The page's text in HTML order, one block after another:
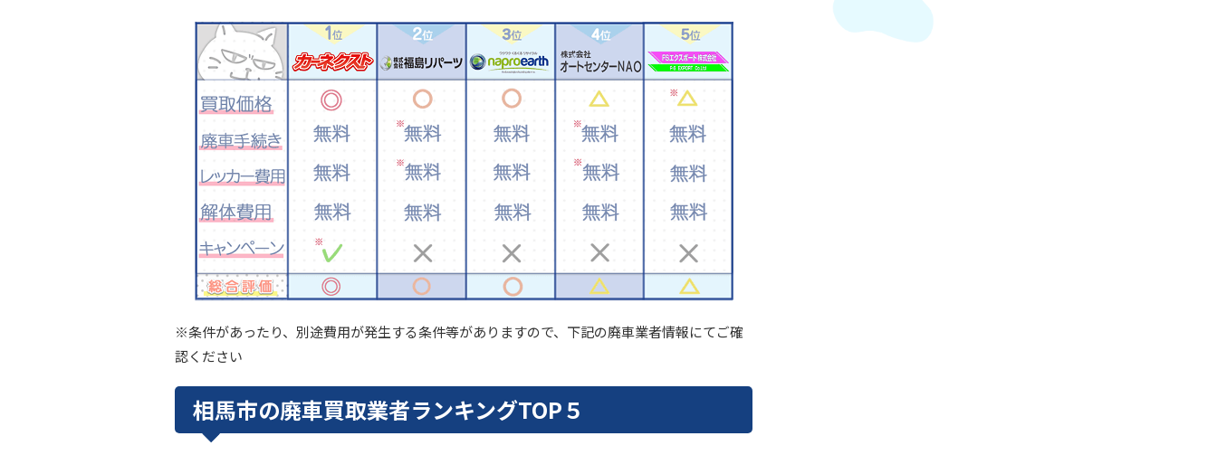
※条件があったり、別途費用が発生する条件等がありますので、下記の廃車業者情報にてご確
認ください
相馬市の廃車買取業者ランキングTOP５